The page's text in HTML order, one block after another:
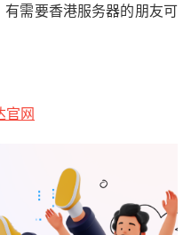
需要香港服务器的朋友可
官网